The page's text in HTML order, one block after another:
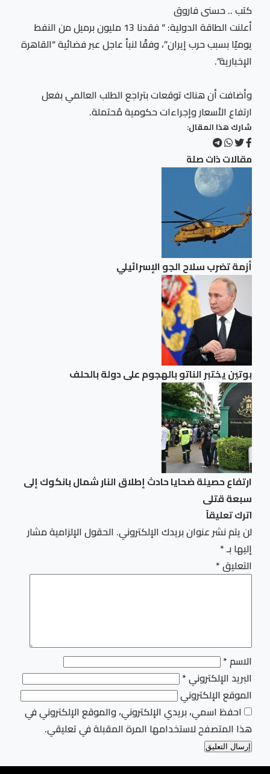
كتب .. حسنى فاروق
أعلنت الطاقة الدولية: “ فقدنا 13 مليون برميل من النفط
يوميًا بسبب حرب إيران”، وفقًا لنبأ عاجل عبر فضائية “القاهرة
الإخبارية”.
وأضافت أن هناك توقعات بتراجع الطلب العالمي بفعل
ارتفاع الأسعار وإجراءات حكومية مُحتملة.
شارك هذا المقال:
مقالات ذات صلة
أزمة تضرب سلاح الجو الإسرائيلي
بوتين يختبر الناتو بالهجوم على دولة بالحلف
ارتفاع حصيلة ضحايا حادث إطلاق النار شمال بانكوك إلى
سبعة قتلى
اترك تعليقاً
لن يتم نشر عنوان بريدك الإلكتروني. الحقول الإلزامية مشار
إليها بـ*
التعليق*
الاسم*
البريد الإلكتروني*
الموقع الإلكتروني
احفظ اسمي، بريدي الإلكتروني، والموقع الإلكتروني في
هذا المتصفح لاستخدامها المرة المقبلة في تعليقي.